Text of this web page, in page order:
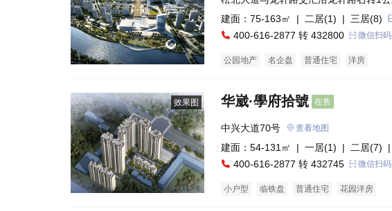
建面：75-163㎡ | 二居(1) | 三居(8)
400-616-2877 转 432800 微信扫
公园地产 名企盘 普通住宅 洋房
效果图 华崴·學府拾號 在售
中兴大道70号 查看地图
建面：54-131㎡ | 一居(1) | 二居(7)
400-616-2877 转 432745 微信扫
小户型 临铁盘 普通住宅 花园洋房